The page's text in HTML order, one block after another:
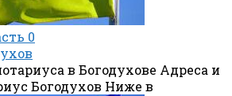
0
в Богодухове Адреса и
Богодухов Ниже в